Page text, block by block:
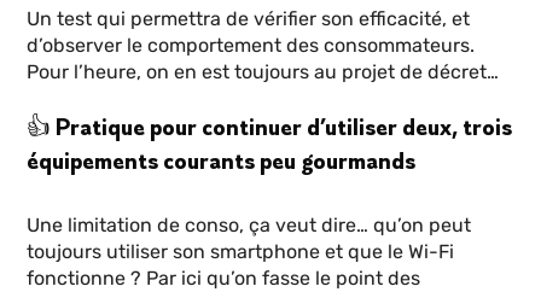
Un test qui permettra de vérifier son efficacité, et
d’observer le comportement des consommateurs.
Pour l’heure, on en est toujours au projet de décret…
👍 Pratique pour continuer d’utiliser deux, trois
équipements courants peu gourmands
Une limitation de conso, ça veut dire… qu’on peut
toujours utiliser son smartphone et que le Wi-Fi
fonctionne ? Par ici qu’on fasse le point des